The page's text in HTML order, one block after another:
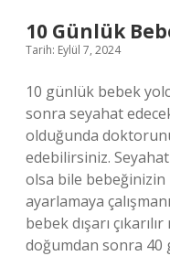
10 Günlük
Tarih: Eylül 7, 2024
10 günlük bebek
sonra seyahat
olduğunda
edebilirsiniz.
olsa bile bebeğinizin
ayarlamaya
bebek dışarı
doğumdan sonra 40